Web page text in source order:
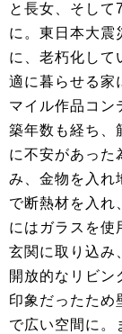
と長女、そして
に。東日本大震
に、老朽化して
適に暮らせる家
マイル作品コン
築年数も経ち、
に不安があった
み、金物を入れ
で断熱材を入れ
にはガラスを使
玄関に取り込み
開放的なリビン
印象だったため
で広い空間に。